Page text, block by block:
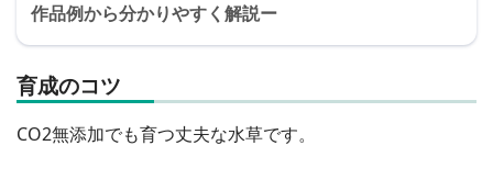
作品例から分かりやすく解説ー
育成のコツ
CO2無添加でも育つ丈夫な水草です。